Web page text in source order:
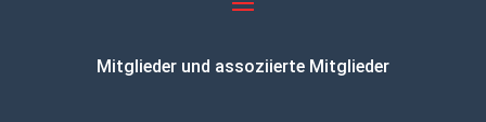
Mitglieder und assoziierte Mitglieder